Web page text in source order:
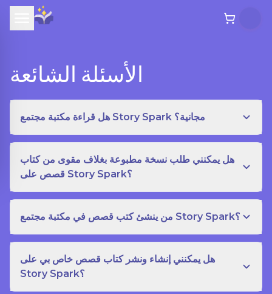
الأسئلة الشائعة
هل قراءة مكتبة مجتمع Story Spark مجانية؟
هل يمكنني طلب نسخة مطبوعة بغلاف مقوى من كتاب
قصص على Story Spark؟
من ينشئ كتب قصص في مكتبة مجتمع Story Spark؟
هل يمكنني إنشاء ونشر كتاب قصص خاص بي على
Story Spark؟